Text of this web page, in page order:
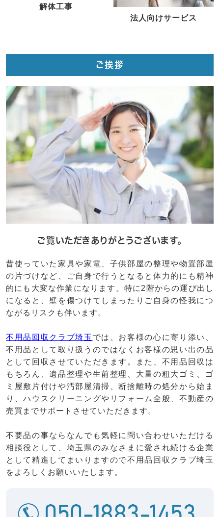
解体工事
法人向けサービス
ご挨拶
ご覧いただきありがとうございます。
昔使っていた家具や家電、子供部屋の整理や物置部屋
の片づけなど、ご自身で行うとなると体力的にも精神
的にも大変な作業になります。特に2階からの運び出し
になると、壁を傷つけてしまったりご自身の怪我につ
ながるリスクも伴います。
不用品回収クラブ埼玉 では、お客様の心に寄り添い、
不用品として取り扱うのではなくお客様の思い出の品
として回収させていただきます。また、不用品回収は
もちろん、遺品整理や生前整理、大量の粗大ゴミ、ゴ
ミ屋敷片付けや汚部屋清掃、断捨離時の処分から始ま
り、ハウスクリーニングやリフォーム全般、不動産の
売買までサポートさせていただきます。
不要品の事ならなんでも気軽に問い合わせいただける
相談役として、埼玉県のみなさまに愛され続ける企業
として精進してまいりますので不用品回収クラブ埼玉
をよろしくお願いいたします。